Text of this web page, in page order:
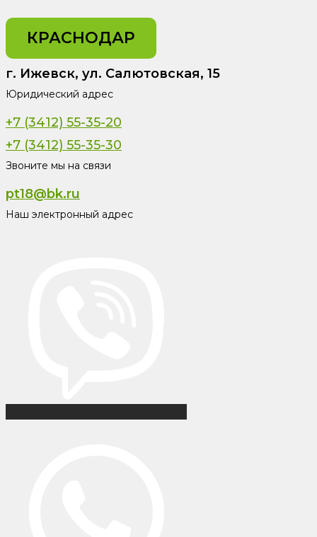
КРАСНОДАР
г. Ижевск, ул. Салютовская, 15
Юридический адрес
+7 (3412) 55-35-20
+7 (3412) 55-35-30
Звоните мы на связи
pt18@bk.ru
Наш электронный адрес